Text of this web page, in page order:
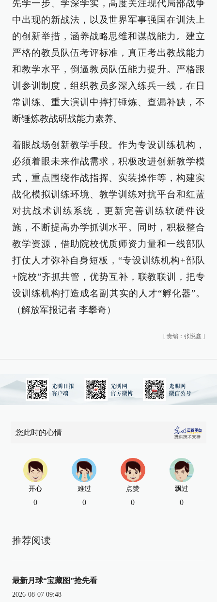
先学一步、学深学实，高度关注现代局部战争
中出现的新战法，以及世界军事强国在训法上
的创新举措，涵养战略思维和谋战能力。建立
严格的教员队伍考评标准，真正考出教战能力
和教学水平，倒逼教员队伍能力提升。严格跟
训参训制度，组织教员多深入练兵一线，在日
常训练、重大演训中摔打锤炼、查漏补缺，不
断锤炼教战研战能力素养。
着眼战场创新教学手段。作为专设训练机构，
必须着眼未来作战需求，积极改进创新教学模
式，重点围绕作战指挥、实装操作等，构建实
战化模拟训练环境、教学训练对抗平台和红蓝
对抗战术训练系统，更新完善训练软硬件设
施，不断提高办学抓训水平。同时，积极整合
教学资源，借助院校优质师资力量和一线部队
打仗人才弥补自身短板，“专设训练机构+部队
+院校”齐抓共管，优势互补，联教联训，把专
设训练机构打造成名副其实的人才“孵化器”。
（解放军报记者 李攀奇）
[ 责编：张悦鑫 ]
您此时的心情
开心
0
难过
0
点赞
0
飘过
0
推荐阅读
最新月球“宝藏图”抢先看
2026-08-07 09:48